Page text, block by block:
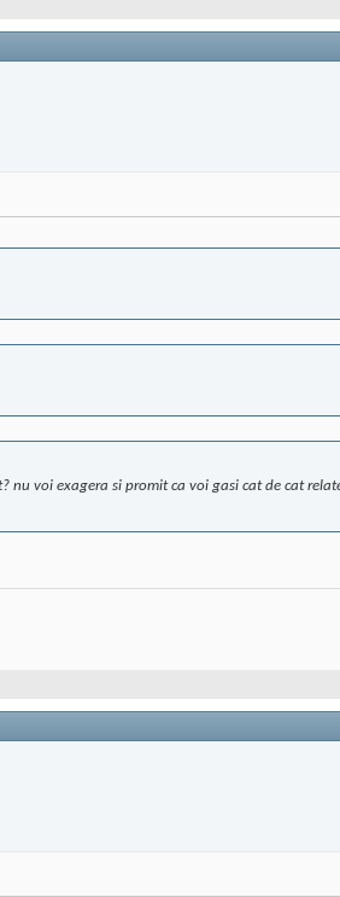
voi exagera si promit ca voi gasi cat de cat